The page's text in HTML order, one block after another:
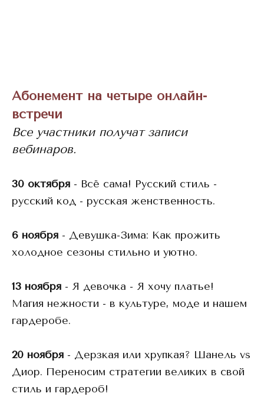
Абонемент на четыре онлайн-
встречи
Все участники получат записи
вебинаров.
30 октября - Всё сама! Русский стиль -
русский код - русская женственность.
6 ноября - Девушка-Зима: Как прожить
холодное сезоны стильно и уютно.
13 ноября - Я девочка - Я хочу платье!
Магия нежности - в культуре, моде и нашем
гардеробе.
20 ноября - Дерзкая или хрупкая? Шанель vs
Диор. Переносим стратегии великих в свой
стиль и гардероб!